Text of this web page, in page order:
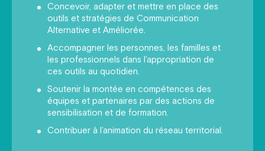
Concevoir, adapter et mettre en place des
outils et stratégies de Communication
Alternative et Améliorée.
Accompagner les personnes, les familles et
les professionnels dans l’appropriation de
ces outils au quotidien.
Soutenir la montée en compétences des
équipes et partenaires par des actions de
sensibilisation et de formation.
Contribuer à l’animation du réseau territorial.